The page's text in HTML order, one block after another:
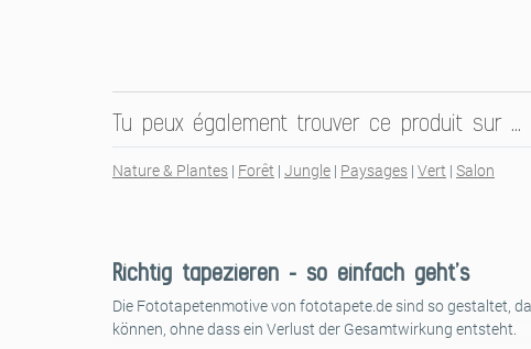
Tu peux également trouver ce produit sur …
Nature & Plantes | Forêt | Jungle | Paysages | Vert | Salon
Richtig tapezieren – so einfach geht’s
Die Fototapetenmotive von fototapete.de sind so gestaltet,
können, ohne dass ein Verlust der Gesamtwirkung entsteht.